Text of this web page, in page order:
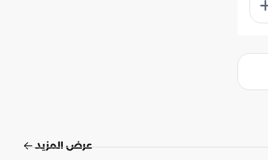
عرض المزيد